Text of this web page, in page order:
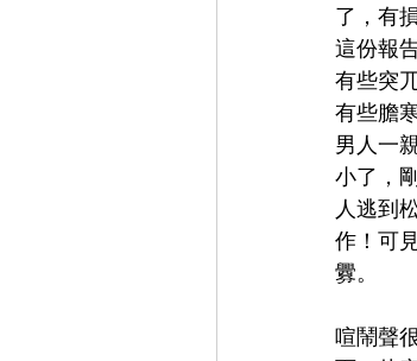
了，有
這份報
有些突
有些膽
男人一
小了，
人逃到
作！可
釁。
喧鬧聲